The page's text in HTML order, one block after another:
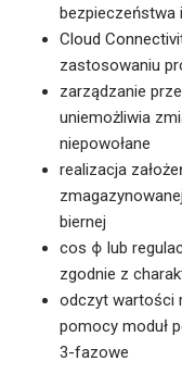
Cloud
zastosowaniu
zarządzanie
uniemożliwia
niepowołane
realizacja
biernej
cos ϕ lub
zgodnie z
odczyt wartości
pomocy moduł
3-fazowe